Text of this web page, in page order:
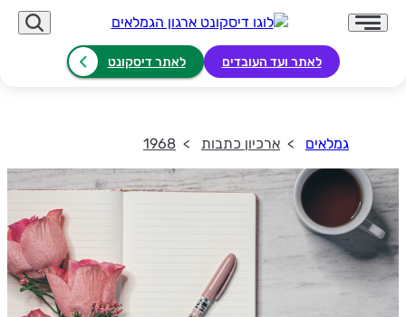
לאתר ועד העובדים לאתר דיסקונט
גמלאים ארכיון כתבות 1968